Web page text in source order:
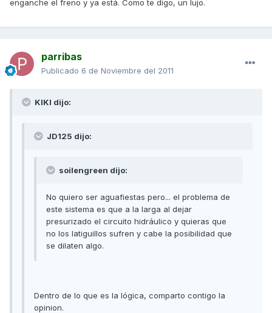
enganche el freno y ya está. Como te digo, un lujo.
parribas
Publicado 6 de Noviembre del 2011
KIKI dijo:
JD125 dijo:
soilengreen dijo:
No quiero ser aguafiestas pero... el problema de
este sistema es que a la larga al dejar
presurizado el circuito hidráulico y quieras que
no los latiguillos sufren y cabe la posibilidad que
se dilaten algo.
Dentro de lo que es la lógica, comparto contigo la
opinion.